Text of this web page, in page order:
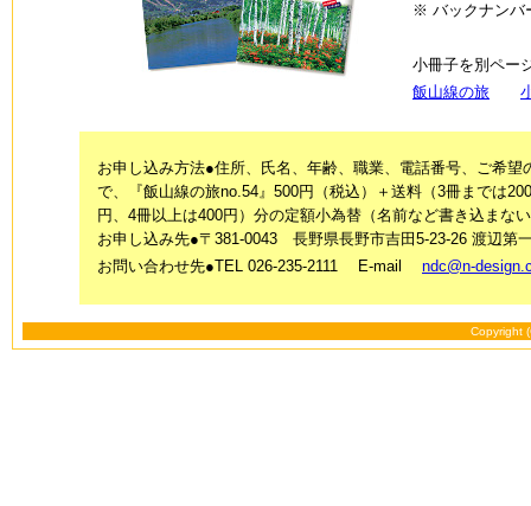
※ バックナンバ
小冊子を別ペー
飯山線の旅
お申し込み方法●住所、氏名、年齢、職業、電話番号、ご希
で、『飯山線の旅no.54』500円（税込）＋送料（3冊までは
円、4冊以上は400円）分の定額小為替（名前など書き込まな
お申し込み先●〒381-0043 長野県長野市吉田5-23-26 渡辺
お問い合わせ先●TEL 026-235-2111 E-mail ndc@n-
Copyright